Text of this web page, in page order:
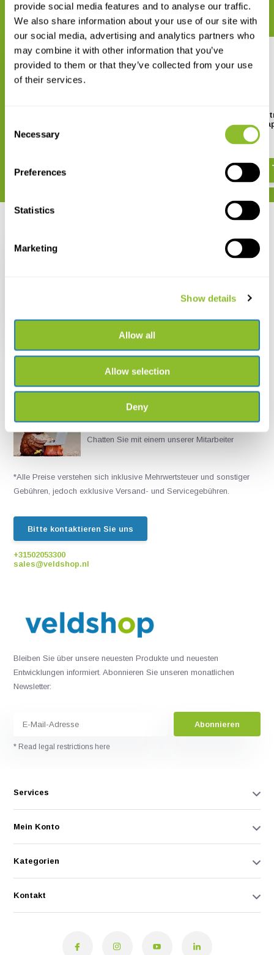
provide social media features and to analyse our traffic.
We also share information about your use of our site with
our social media, advertising and analytics partners who
may combine it with other information that you’ve
provided to them or that they’ve collected from your use
of their services.
Selection
Necessary
Preferences
Statistics
Marketing
Show details
Allow all
Allow selection
Deny
Vervollständigen Sie Ihre Bestellung
SanDisk MicroSDXC
Speicherkarte mit
64GB/128GB
Live chat
Chatten Sie mit einem unserer Mitarbeiter
*Alle Preise verstehen sich inklusive Mehrwertsteuer und sonstiger
Gebühren, jedoch exklusive Versand- und Servicegebühren.
Bitte kontaktieren Sie uns
+31502053300
sales@veldshop.nl
Bleiben Sie über unsere neuesten Produkte und neuesten
Entwicklungen informiert. Abonnieren Sie unseren monatlichen
Newsletter:
Abonnieren
* Read legal restrictions here
Services
Mein Konto
Kategorien
Kontakt